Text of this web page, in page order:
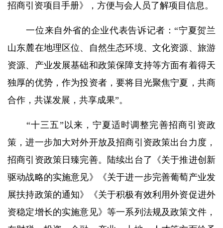
招商引资项目手册》 ， 方便与会人员了解项目信息。
一位来自外省的企业代表告诉记者：“宁夏贺兰
山东麓在地理区位、自然生态环境、文化资源、旅游
资源、产业发展基础和政策保障支持等方面有着得天
独厚的优势，作为投资者，要将 目光聚焦宁夏， 共商
合作，共谋发展，共享成果”。
“十三五”以来，宁夏适时调整完善招商引资政
策，进一步加大对外开放及招商引资政策出台力度，
招商引资政策日臻完善。
陆续出台了 《关于推进创新
驱动战略的实施意见》《关于进一步完善葡萄产业发
展扶持政策的通知》《关于积极有效利用外资促进外
资稳定增长的实施意见》等一系列法规及政策文件，